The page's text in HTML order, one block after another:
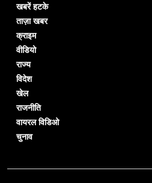
खबरें हटके
ताज़ा खबर
क्राइम
वीडियो
राज्य
विदेश
खेल
राजनीति
वायरल विडिओ
चुनाव